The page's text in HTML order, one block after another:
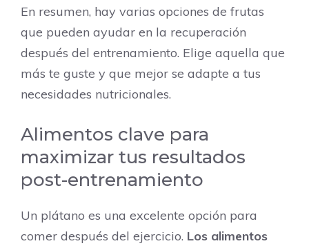
En resumen, hay varias opciones de frutas
que pueden ayudar en la recuperación
después del entrenamiento. Elige aquella que
más te guste y que mejor se adapte a tus
necesidades nutricionales.
Alimentos clave para
maximizar tus resultados
post-entrenamiento
Un plátano es una excelente opción para
comer después del ejercicio. Los alimentos